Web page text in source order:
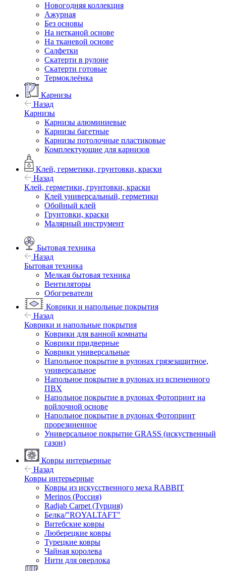
Новогодняя коллекция
Ажурная
Без основы
На нетканой основе
На тканевой основе
Салфетки
Скатерти в рулоне
Скатерти готовые
Термоклеёнка
Карнизы
Назад
Карнизы
Карнизы алюминиевые
Карнизы багетные
Карнизы потолочные пластиковые
Комплектующие для карнизов
Клей, герметики, грунтовки, краски
Назад
Клей, герметики, грунтовки, краски
Клей универсальный, герметики
Обойный клей
Грунтовки, краски
Малярный инструмент
Бытовая техника
Назад
Бытовая техника
Мелкая бытовая техника
Вентиляторы
Обогреватели
Коврики и напольные покрытия
Назад
Коврики и напольные покрытия
Коврики для ванной комнаты
Коврики придверные
Коврики универсальные
Напольное покрытие в рулонах грязезащитное,
универсальное
Напольное покрытие в рулонах из вспененного
ПВХ
Напольное покрытие в рулонах Фотопринт на
войлочной основе
Напольное покрытие в рулонах Фотопринт
прорезиненное
Универсальное покрытие GRASS (искуственный
газон)
Ковры интерьерные
Назад
Ковры интерьерные
Ковры из искусственного меха RABBIT
Merinos (Россия)
Radjab Carpet (Турция)
Белка/"ROYALTAFT"
Витебские ковры
Люберецкие ковры
Турецкие ковры
Чайная королева
Нити для оверлока